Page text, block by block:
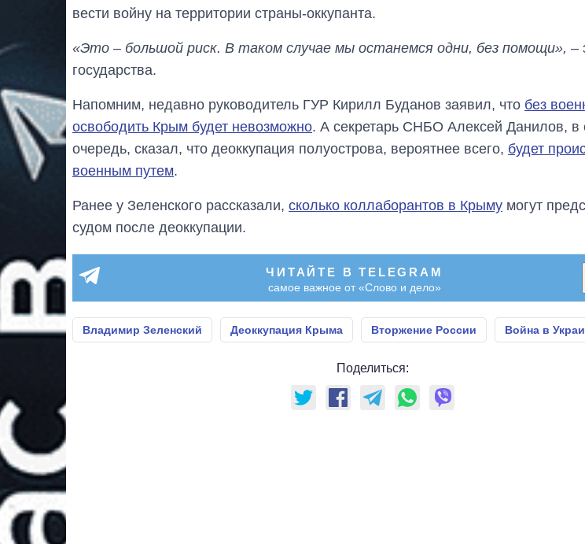
вести войну на территории страны-оккупанта.
«Это – большой риск. В таком случае мы останемся одни, без помощи», –
государства.
Напомним, недавно руководитель ГУР Кирилл Буданов заявил, что без
освободить Крым будет невозможно. А секретарь СНБО Алексей Данилов, в
очередь, сказал, что деоккупация полуострова, вероятнее всего, будет
военным путем.
Ранее у Зеленского рассказали, сколько коллаборантов в Крыму могут
судом после деоккупации.
ЧИТАЙТЕ В TELEGRAM
самое важное от «Слово и дело»
Владимир Зеленский Деоккупация Крыма Вторжение России Война в
Поделиться: